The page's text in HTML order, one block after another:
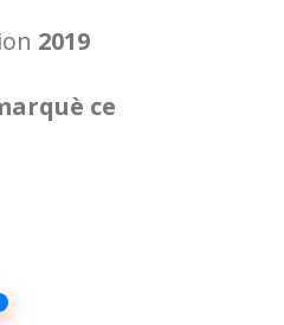
2019
ce